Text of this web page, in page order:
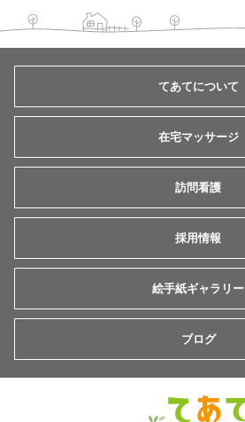
てあてについて
在宅マッサージ
訪問看護
採用情報
絵手紙ギャラリー
ブログ